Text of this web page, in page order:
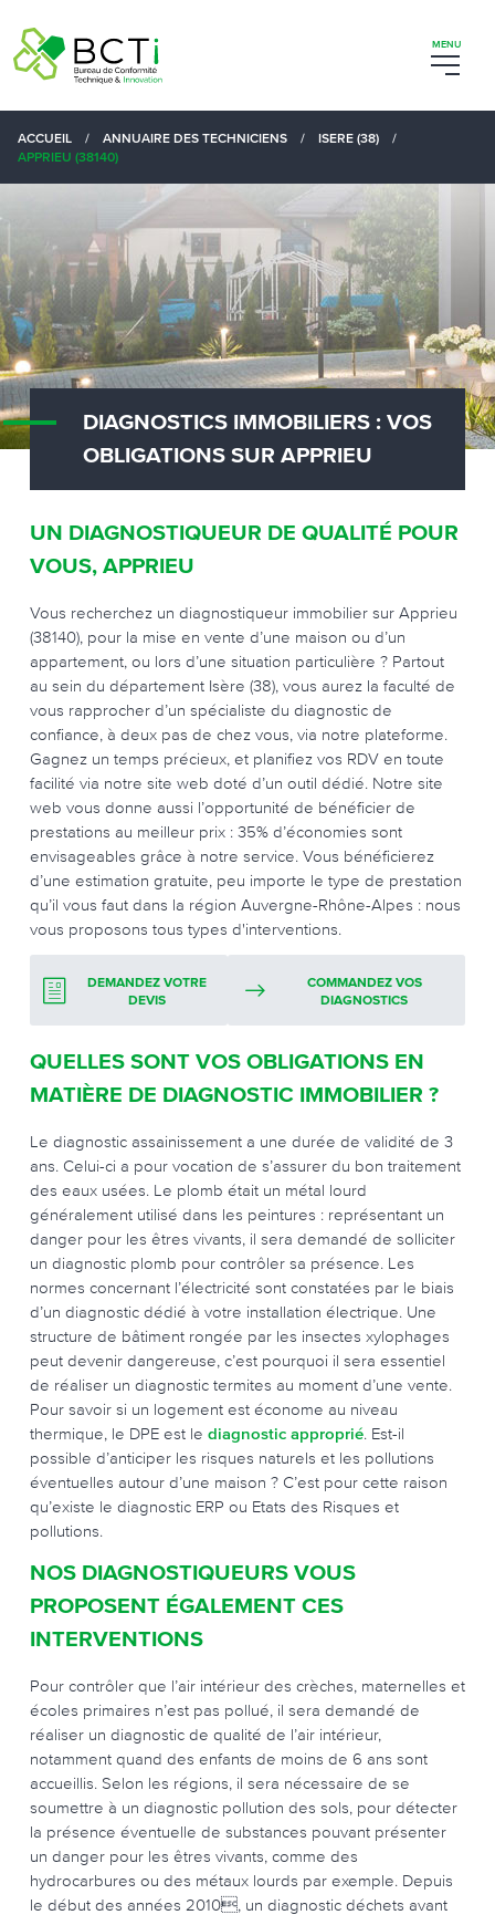
ACCUEIL / ANNUAIRE DES TECHNICIENS / ISERE (38)
/
APPRIEU (38140)
DIAGNOSTICS IMMOBILIERS : VOS
OBLIGATIONS SUR APPRIEU
UN DIAGNOSTIQUEUR DE QUALITÉ POUR
VOUS, APPRIEU
Vous recherchez un diagnostiqueur immobilier sur Apprieu
(38140), pour la mise en vente d’une maison ou d’un
appartement, ou lors d’une situation particulière ? Partout
au sein du département Isère (38), vous aurez la faculté de
vous rapprocher d’un spécialiste du diagnostic de
confiance, à deux pas de chez vous, via notre plateforme.
Gagnez un temps précieux, et planifiez vos RDV en toute
facilité via notre site web doté d’un outil dédié. Notre site
web vous donne aussi l’opportunité de bénéficier de
prestations au meilleur prix : 35% d’économies sont
envisageables grâce à notre service. Vous bénéficierez
d’une estimation gratuite, peu importe le type de prestation
qu’il vous faut dans la région Auvergne-Rhône-Alpes : nous
vous proposons tous types d'interventions.
DEMANDEZ VOTRE
DEVIS
COMMANDEZ VOS
DIAGNOSTICS
QUELLES SONT VOS OBLIGATIONS EN
MATIÈRE DE DIAGNOSTIC IMMOBILIER ?
Le diagnostic assainissement a une durée de validité de 3
ans. Celui-ci a pour vocation de s’assurer du bon traitement
des eaux usées. Le plomb était un métal lourd
généralement utilisé dans les peintures : représentant un
danger pour les êtres vivants, il sera demandé de solliciter
un diagnostic plomb pour contrôler sa présence. Les
normes concernant l’électricité sont constatées par le biais
d’un diagnostic dédié à votre installation électrique. Une
structure de bâtiment rongée par les insectes xylophages
peut devenir dangereuse, c’est pourquoi il sera essentiel
de réaliser un diagnostic termites au moment d’une vente.
Pour savoir si un logement est économe au niveau
thermique, le DPE est le diagnostic approprié. Est-il
possible d’anticiper les risques naturels et les pollutions
éventuelles autour d’une maison ? C’est pour cette raison
qu’existe le diagnostic ERP ou Etats des Risques et
pollutions.
NOS DIAGNOSTIQUEURS VOUS
PROPOSENT ÉGALEMENT CES
INTERVENTIONS
Pour contrôler que l’air intérieur des crèches, maternelles et
écoles primaires n’est pas pollué, il sera demandé de
réaliser un diagnostic de qualité de l’air intérieur,
notamment quand des enfants de moins de 6 ans sont
accueillis. Selon les régions, il sera nécessaire de se
soumettre à un diagnostic pollution des sols, pour détecter
la présence éventuelle de substances pouvant présenter
un danger pour les êtres vivants, comme des
hydrocarbures ou des métaux lourds par exemple. Depuis
le début des années 2010, un diagnostic déchets avant